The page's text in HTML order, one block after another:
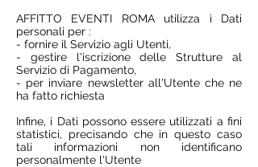
AFFITTO EVENTI ROMA utilizza i Dati
personali per :
- fornire il Servizio agli Utenti,
- gestire l'iscrizione delle Strutture al
Servizio di Pagamento,
- per inviare newsletter all'Utente che ne
ha fatto richiesta
Infine, i Dati possono essere utilizzati a fini
statistici, precisando che in questo caso
tali informazioni non identificano
personalmente l'Utente